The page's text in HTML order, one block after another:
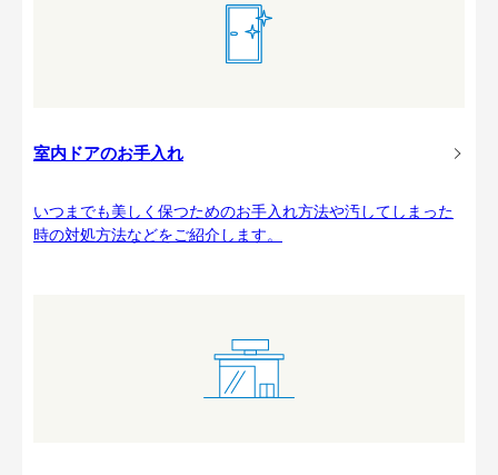
室内ドアのお手入れ
いつまでも美しく保つためのお手入れ方法や汚してしまった
時の対処方法などをご紹介します。